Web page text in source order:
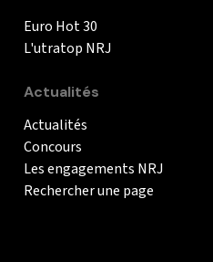
Euro Hot 30
L'utratop NRJ
Actualités
Actualités
Concours
Les engagements NRJ
Rechercher une page